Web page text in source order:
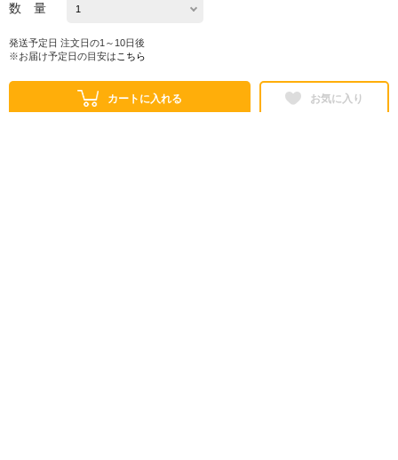
数 量
発送予定日 注文日の1～10日後
※お届け予定日の目安は こちら
カートに入れる お気に入り